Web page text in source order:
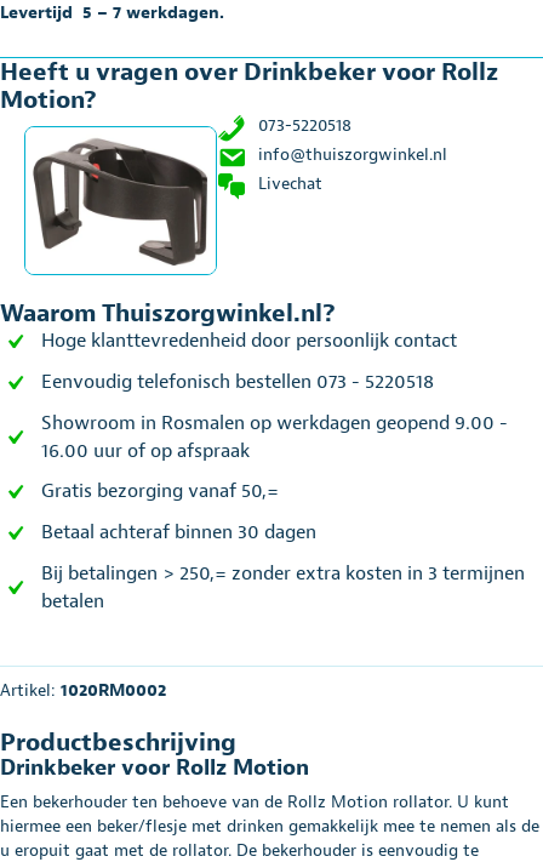
Levertijd 5 – 7 werkdagen.
Heeft u vragen over Drinkbeker voor Rollz
Motion?
073-5220518
info@thuiszorgwinkel.nl
Livechat
Waarom Thuiszorgwinkel.nl?
Hoge klanttevredenheid door persoonlijk contact
Eenvoudig telefonisch bestellen 073 - 5220518
Showroom in Rosmalen op werkdagen geopend 9.00 -
16.00 uur of op afspraak
Gratis bezorging vanaf 50,=
Betaal achteraf binnen 30 dagen
Bij betalingen > 250,= zonder extra kosten in 3 termijnen
betalen
Artikel: 1020RM0002
Productbeschrijving
Drinkbeker voor Rollz Motion
Een bekerhouder ten behoeve van de Rollz Motion rollator. U kunt
hiermee een beker/flesje met drinken gemakkelijk mee te nemen als de
u eropuit gaat met de rollator. De bekerhouder is eenvoudig te